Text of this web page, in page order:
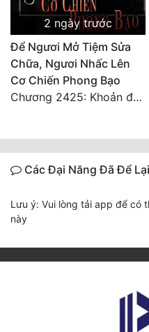
2 ngày trước
Để Ngươi Mở Tiệm Sửa
Chữa, Ngươi Nhấc Lên
Cơ Chiến Phong Bạo
Chương 2425: Khoản đầu tư của Tượng Chủ!! Nỗi nghi hoặc của Tô Bạch!
Các Đại Năng Đã Để
Lưu ý: Vui lòng tải app để có
này